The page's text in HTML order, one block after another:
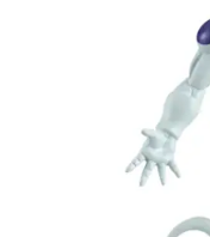
Este produto não é
boneco de coleção
é em escala reduzida
conforme Norma NM
13 de Junho de 2005,
Todas as compras na
aleatóriamente,